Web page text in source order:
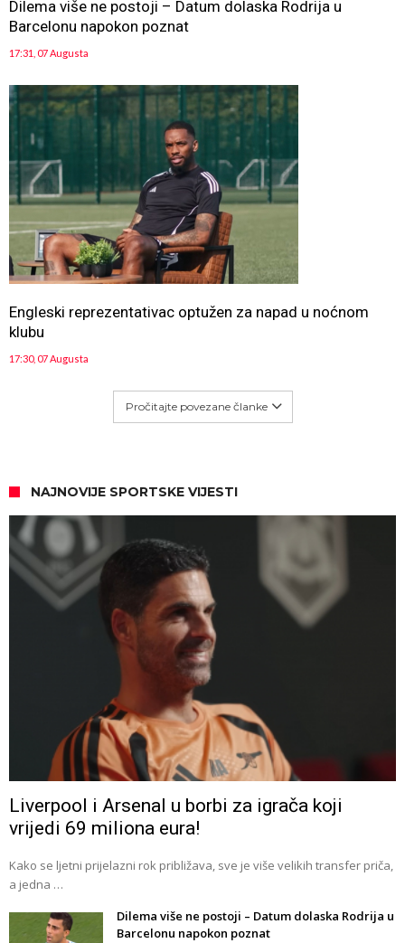
Dilema više ne postoji – Datum dolaska Rodrija u
Barcelonu napokon poznat
17:31, 07 Augusta
Engleski reprezentativac optužen za napad u noćnom
klubu
17:30, 07 Augusta
Pročitajte povezane članke
NAJNOVIJE SPORTSKE VIJESTI
Liverpool i Arsenal u borbi za igrača koji
vrijedi 69 miliona eura!
Kako se ljetni prijelazni rok približava, sve je više velikih transfer priča,
a jedna …
Dilema više ne postoji – Datum dolaska Rodrija u
Barcelonu napokon poznat